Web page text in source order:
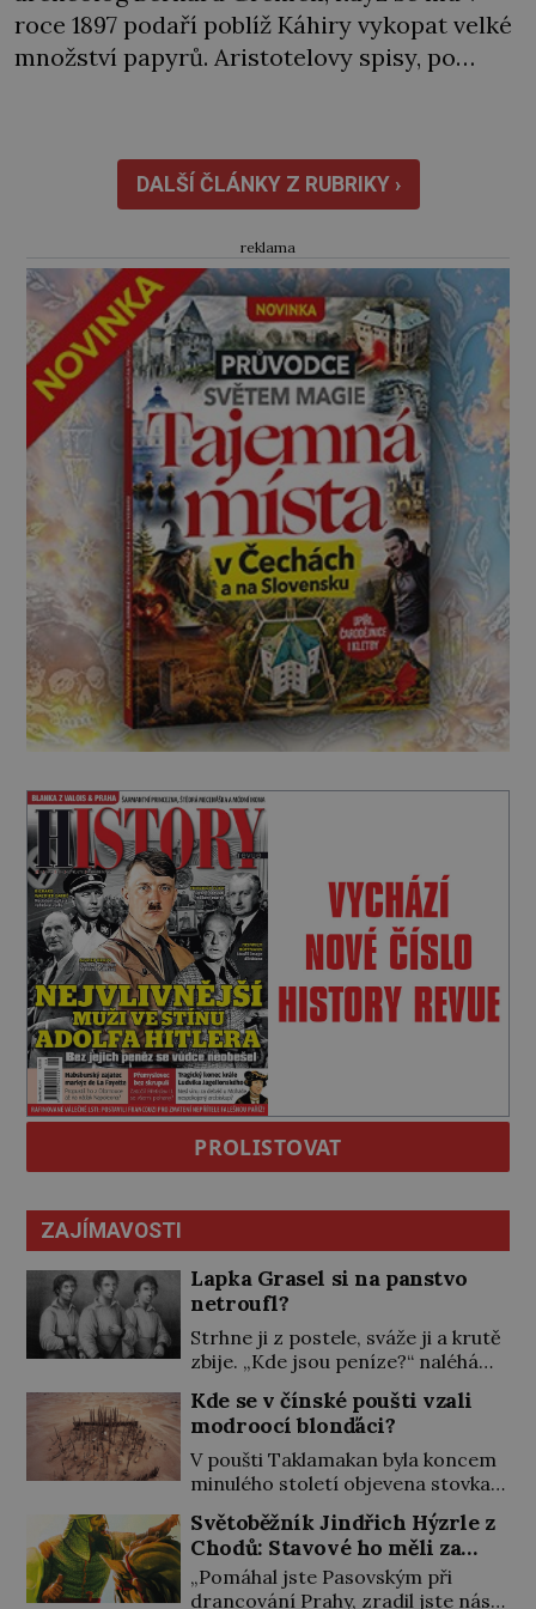
roce 1897 podaří poblíž Káhiry vykopat velké
množství papyrů. Aristotelovy spisy, po
čele filozofa Aristotela (384–322 př. n. l.) se
rýsují drobné vrásky. Od rána […]
DALŠÍ ČLÁNKY Z RUBRIKY ›
reklama
PROLISTOVAT
ZAJÍMAVOSTI
Lapka Grasel si na panstvo
netroufl?
Strhne ji z postele, sváže ji a krutě
zbije. „Kde jsou peníze?“ naléhá
mu to neprozradí – ostatně ani
nemůže, protože žádné nemá,
spokojí se lupič s několika měďáky
a štůčky látky. Zraněná žena pár
nebývale krutý. Jeho činy budí
hrůzu ještě dlouho po jeho smrti
[…]
Kde se v čínské poušti vzali
modroocí blonďáci?
V poušti Taklamakan byla koncem
minulého století objevena stovka
mumiemi. Všichni mrtví byli
pohřbeni s úctou a četnými
milodary. Asi nejvíc přitom vědce
zaujal hrob tříměsíčního
Světoběžník Jindřich Hýzrle z
Chodů: Stavové ho měli za
zrádce
„Pomáhal jste Pasovským při
drancování Prahy, zradil jste nás!“